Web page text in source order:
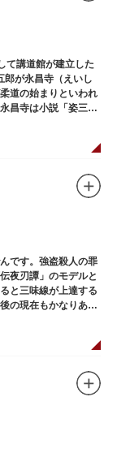
て講道館が建立した
郎が永昌寺（えいし
道の始まりといわれ
昌寺は小説「姿三四
です。強盗殺人の罪
夜刃譚」のモデルと
と三味線が上達する
の現在もかなりある